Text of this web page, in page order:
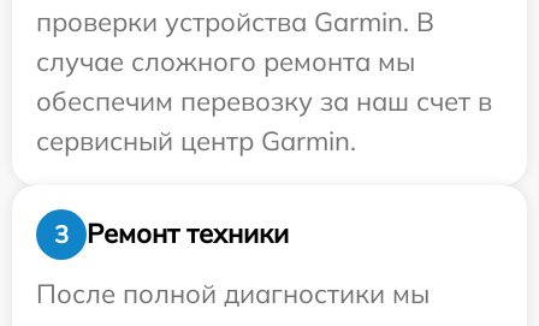
проверки устройства Garmin. В
случае сложного ремонта мы
обеспечим перевозку за наш счет в
сервисный центр Garmin.
3
Ремонт техники
После полной диагностики мы